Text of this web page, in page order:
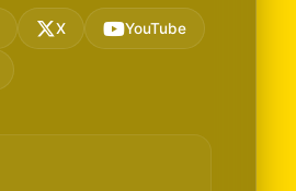
X YouTube